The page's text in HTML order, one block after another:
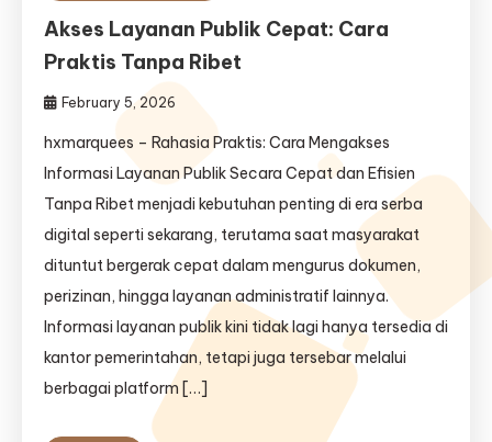
Akses Layanan Publik Cepat: Cara
Praktis Tanpa Ribet
February 5, 2026
hxmarquees – Rahasia Praktis: Cara Mengakses
Informasi Layanan Publik Secara Cepat dan Efisien
Tanpa Ribet menjadi kebutuhan penting di era serba
digital seperti sekarang, terutama saat masyarakat
dituntut bergerak cepat dalam mengurus dokumen,
perizinan, hingga layanan administratif lainnya.
Informasi layanan publik kini tidak lagi hanya tersedia di
kantor pemerintahan, tetapi juga tersebar melalui
berbagai platform […]